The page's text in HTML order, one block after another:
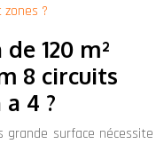
?
120 m²
8 circuits
4 ?
surface nécessite